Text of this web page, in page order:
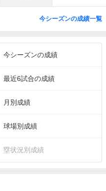
今シーズンの成績一覧
今シーズンの成績
最近6試合の成績
月別成績
球場別成績
塁状況別成績